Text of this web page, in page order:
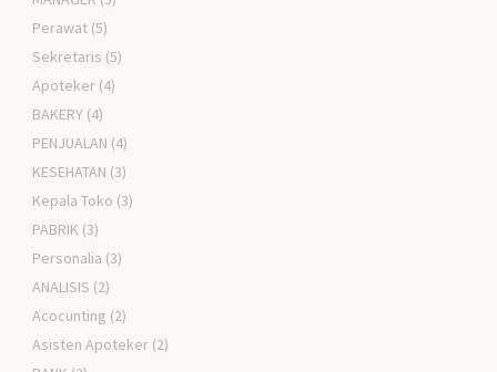
Perawat (5)
Sekretaris (5)
Apoteker (4)
BAKERY (4)
PENJUALAN (4)
KESEHATAN (3)
Kepala Toko (3)
PABRIK (3)
Personalia (3)
ANALISIS (2)
Acocunting (2)
Asisten Apoteker (2)